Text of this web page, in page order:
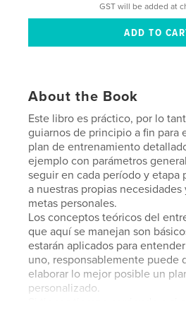
GST will be added at
About the Book
Este libro es práctico, por lo
guiarnos de principio a fin para
plan de entrenamiento
ejemplo con parámetros
seguir en cada período y etapa
a nuestras propias necesidades
metas personales.
Los conceptos teóricos del
que aquí se manejan son
estarán aplicados para
uno, responsablemente puede
elaborar lo mejor posible un
personalizado.